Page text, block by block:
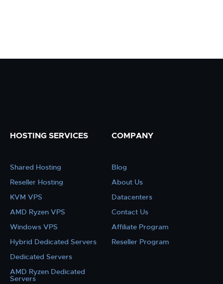
HOSTING SERVICES
Shared Hosting
Reseller Hosting
KVM VPS
AMD Ryzen VPS
Windows VPS
Hybrid Dedicated Servers
Dedicated Servers
AMD Ryzen Dedicated
Servers
COMPANY
Blog
About Us
Datacenters
Contact Us
Affiliate Program
Reseller Program